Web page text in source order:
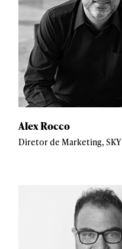
Alex Rocco
Diretor de Marketing, SKY